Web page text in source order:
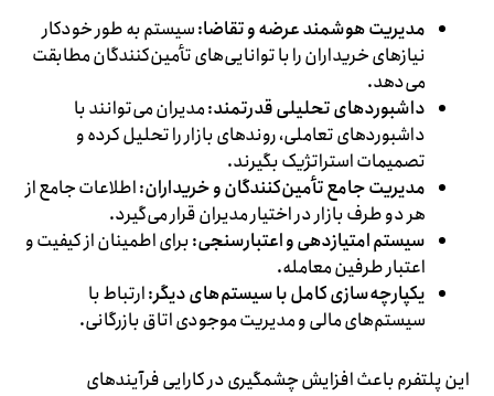
مدیریت هوشمند عرضه و تقاضا: سیستم به طور خودکار
نیازهای خریداران را با توانایی‌های تأمین‌کنندگان مطابقت
می‌دهد.
داشبوردهای تحلیلی قدرتمند: مدیران می‌توانند با
داشبوردهای تعاملی، روندهای بازار را تحلیل کرده و
تصمیمات استراتژیک بگیرند.
مدیریت جامع تأمین‌کنندگان و خریداران: اطلاعات جامع از
هر دو طرف بازار در اختیار مدیران قرار می‌گیرد.
سیستم امتیازدهی و اعتبارسنجی: برای اطمینان از کیفیت و
اعتبار طرفین معامله.
یکپارچه‌سازی کامل با سیستم‌های دیگر: ارتباط با
سیستم‌های مالی و مدیریت موجودی اتاق بازرگانی.
این پلتفرم باعث افزایش چشمگیری در کارایی فرآیندهای